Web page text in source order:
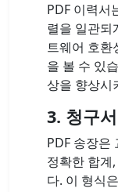
PDF 이력서
렬을 일관되
트웨어 호환
을 볼 수 있
상을 향상시
3. 청구서
PDF 송장은
정확한 합계
다. 이 형식